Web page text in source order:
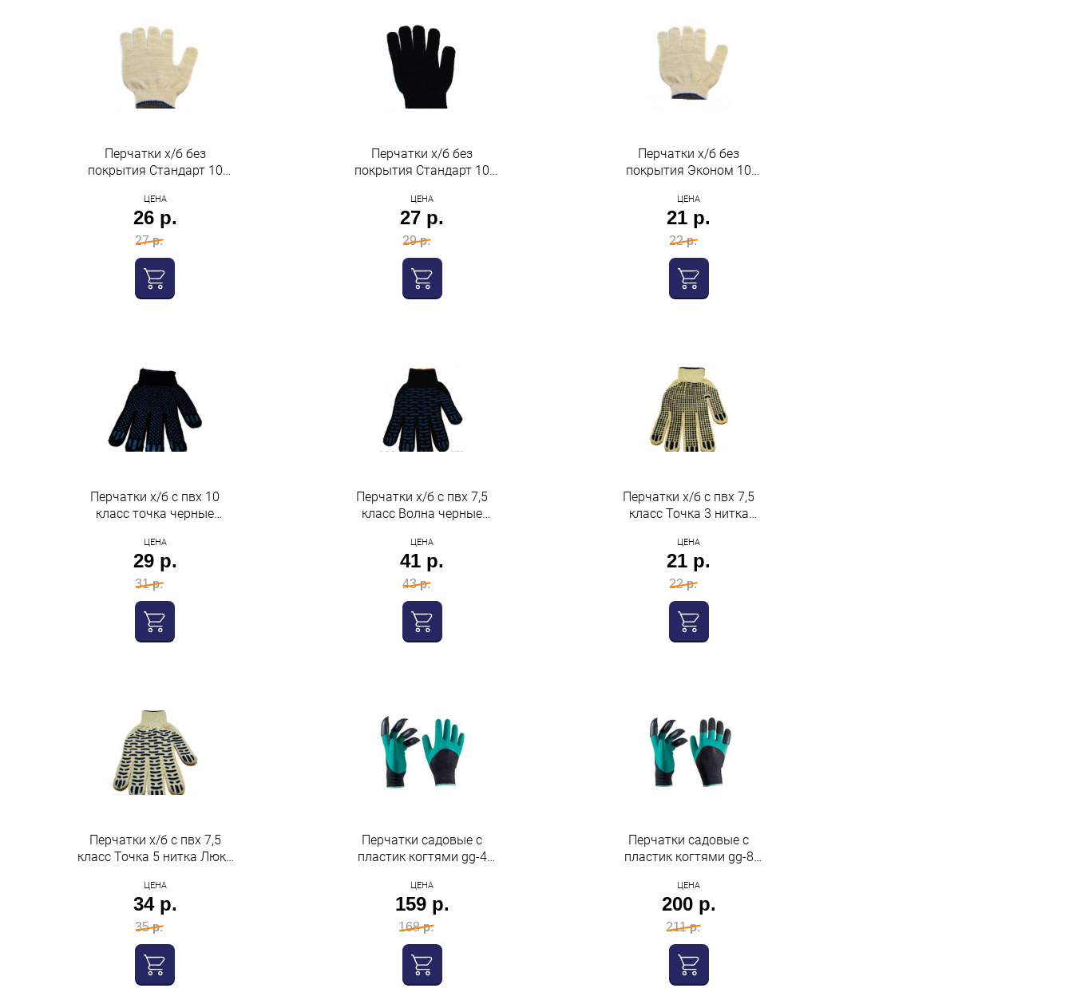
Перчатки х/б без
покрытия Стандарт 10
Нижтекс
ЦЕНА
26 р.
27 р.
Перчатки х/б без
покрытия Стандарт 10
ЦЕНА
27 р.
29 р.
Перчатки х/б без
покрытия Эконом 10
ЦЕНА
21 р.
22 р.
Перчатки х/б с пвх 10
класс точка черные
ЦЕНА
29 р.
31 р.
Перчатки х/б с пвх 7,5
класс Волна черные
ЦЕНА
41 р.
43 р.
Перчатки х/б с пвх 7,5
класс Точка 3 нитка
ЦЕНА
21 р.
22 р.
Перчатки х/б с пвх 7,5
класс Точка 5 нитка Люкс
ЦЕНА
34 р.
35 р.
Перчатки садовые с
пластик когтями gg-4
ЦЕНА
159 р.
168 р.
Перчатки садовые с
пластик когтями gg-8
ЦЕНА
200 р.
211 р.